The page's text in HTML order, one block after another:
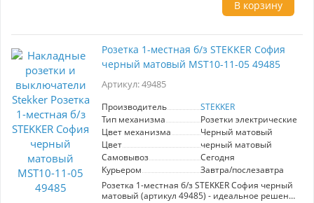
Изготовленный из прочного ABS пластика,
надежность в эксплуатации. Номинальное
напряжение составляет 250 В, а
максимальный ток – 10 А, что делает его
подходящим для различных светильников и
IP20 обеспечивает безопасное использование
клавишный STEKKER - это сочетание стиля,
качества и функциональности для вашего
дома или офиса.
В корзину
Розетка 1-местная б/з STEKKER София
черный матовый MST10-11-05 49485
Артикул: 49485
Производитель
STEKKER
Тип механизма
Розетки электрические
Цвет механизма
Черный матовый
Цвет
черный матовый
Самовывоз
Сегодня
Курьером
Завтра/послезавтра
Розетка 1-местная б/з STEKKER София черный
матовый (артикул 49485) - идеальное решение